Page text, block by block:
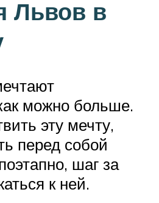
Львов в
можно больше.
эту мечту,
перед собой
шаг за
к ней.